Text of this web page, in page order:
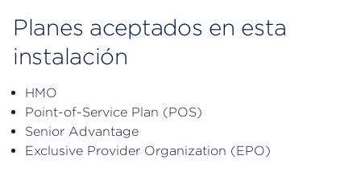
Planes aceptados en esta
instalación
HMO
Point-of-Service Plan (POS)
Senior Advantage
Exclusive Provider Organization (EPO)